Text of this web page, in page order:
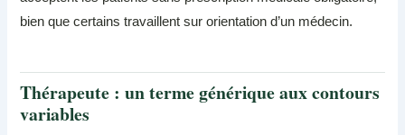
bien que certains travaillent sur orientation d’un médecin.
Thérapeute : un terme générique aux contours
variables